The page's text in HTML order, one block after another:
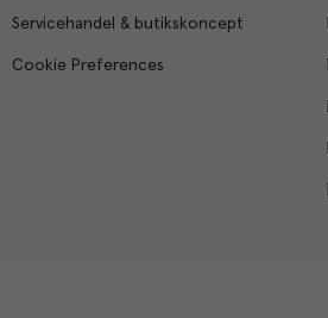
Servicehandel & butikskoncept
Cookie Preferences